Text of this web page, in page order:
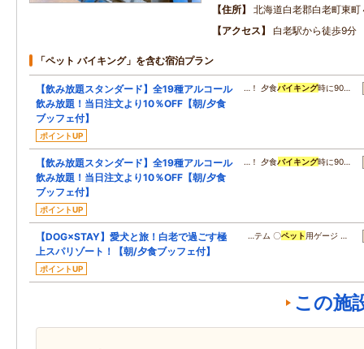
住所
北海道白老郡白老町東町
アクセス
白老駅から徒歩9分
「ペット バイキング」を含む宿泊プラン
【飲み放題スタンダード】全19種アルコール
飲み放題！当日注文より10％OFF【朝/夕食
ブッフェ付】
ポイントUP
…！ 夕食バイキング時に90…
【飲み放題スタンダード】全19種アルコール
飲み放題！当日注文より10％OFF【朝/夕食
ブッフェ付】
ポイントUP
…！ 夕食バイキング時に90…
【DOG×STAY】愛犬と旅！白老で過ごす極
上スパリゾート！【朝/夕食ブッフェ付】
ポイントUP
…テム 〇ペット 用ゲージ …
この施